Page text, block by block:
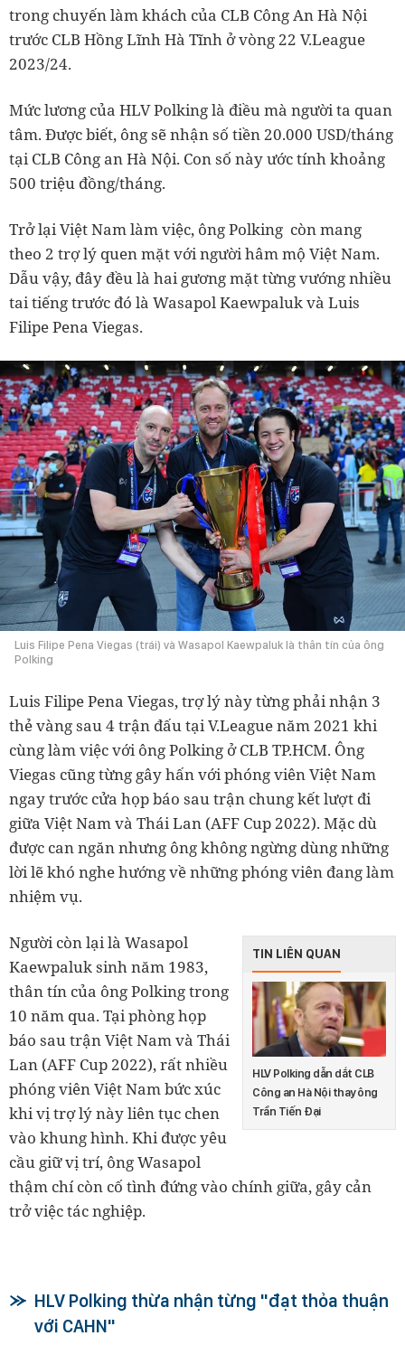
trong chuyến làm khách của CLB Công An Hà Nội
trước CLB Hồng Lĩnh Hà Tĩnh ở vòng 22 V.League
2023/24.
Mức lương của HLV Polking là điều mà người ta quan
tâm. Được biết, ông sẽ nhận số tiền 20.000 USD/tháng
tại CLB Công an Hà Nội. Con số này ước tính khoảng
500 triệu đồng/tháng.
Trở lại Việt Nam làm việc, ông Polking còn mang
theo 2 trợ lý quen mặt với người hâm mộ Việt Nam.
Dẫu vậy, đây đều là hai gương mặt từng vướng nhiều
tai tiếng trước đó là Wasapol Kaewpaluk và Luis
Filipe Pena Viegas.
Luis Filipe Pena Viegas (trái) và Wasapol Kaewpaluk là thân tín của ông
Polking
Luis Filipe Pena Viegas, trợ lý này từng phải nhận 3
thẻ vàng sau 4 trận đấu tại V.League năm 2021 khi
cùng làm việc với ông Polking ở CLB TP.HCM. Ông
Viegas cũng từng gây hấn với phóng viên Việt Nam
ngay trước cửa họp báo sau trận chung kết lượt đi
giữa Việt Nam và Thái Lan (AFF Cup 2022). Mặc dù
được can ngăn nhưng ông không ngừng dùng những
lời lẽ khó nghe hướng về những phóng viên đang làm
nhiệm vụ.
TIN LIÊN QUAN
HLV Polking dẫn dắt CLB
Công an Hà Nội thay ông
Trần Tiến Đại
Người còn lại là Wasapol
Kaewpaluk sinh năm 1983,
thân tín của ông Polking trong
10 năm qua. Tại phòng họp
báo sau trận Việt Nam và Thái
Lan (AFF Cup 2022), rất nhiều
phóng viên Việt Nam bức xúc
khi vị trợ lý này liên tục chen
vào khung hình. Khi được yêu
cầu giữ vị trí, ông Wasapol
thậm chí còn cố tình đứng vào chính giữa, gây cản
trở việc tác nghiệp.
HLV Polking thừa nhận từng "đạt thỏa thuận
với CAHN"